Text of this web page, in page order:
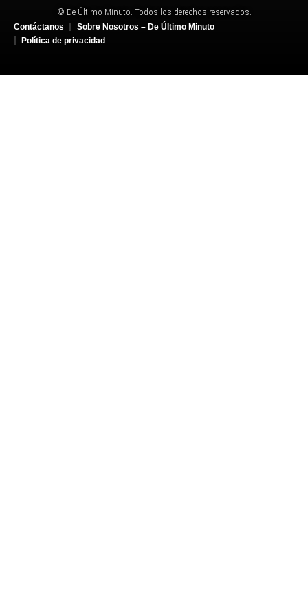
© De Último Minuto. Todos los derechos reservados.
Contáctanos
Sobre Nosotros – De Último Minuto
Política de privacidad